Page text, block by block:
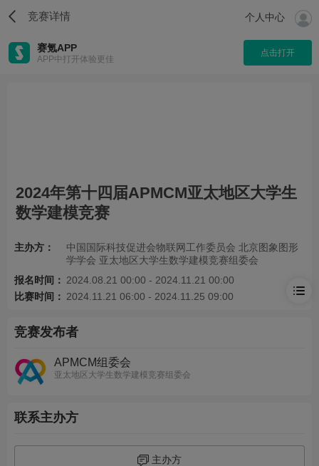
竞赛详情 个人中心
赛氪APP
APP中打开体验更佳
点击打开
2024年第十四届APMCM亚太地区大学生
数学建模竞赛
主办方：
中国国际科技促进会物联网工作委员会 北京图象图形
学学会 亚太地区大学生数学建模竞赛组委会
报名时间： 2024.08.21 00:00 - 2024.11.21 00:00
比赛时间： 2024.11.21 06:00 - 2024.11.25 09:00
竞赛发布者
APMCM组委会
亚太地区大学生数学建模竞赛组委会
联系主办方
主办方